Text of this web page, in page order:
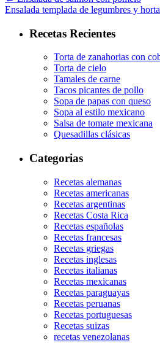
Ensalada templada de legumbres y
Recetas Recientes
Torta de zanahorias con
Torta de cielo
Tamales de carne
Tacos picantes de pollo
Sopa de papas con queso
Sopa al estilo mexicano
Salsa de tomate mexicana
Quesadillas clásicas
Categorias
Recetas alemanas
Recetas americanas
Recetas argentinas
Recetas Costa Rica
Recetas españolas
Recetas francesas
Recetas griegas
Recetas inglesas
Recetas italianas
Recetas mexicanas
Recetas paraguayas
Recetas peruanas
Recetas portuguesas
Recetas suizas
recetas venezolanas